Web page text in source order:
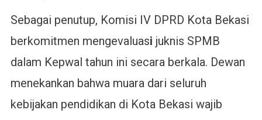
Sebagai penutup, Komisi IV DPRD Kota Bekasi
berkomitmen mengevaluasi juknis SPMB
dalam Kepwal tahun ini secara berkala. Dewan
menekankan bahwa muara dari seluruh
kebijakan pendidikan di Kota Bekasi wajib